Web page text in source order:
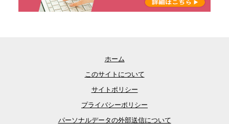
ホーム
このサイトについて
サイトポリシー
プライバシーポリシー
パーソナルデータの外部送信について